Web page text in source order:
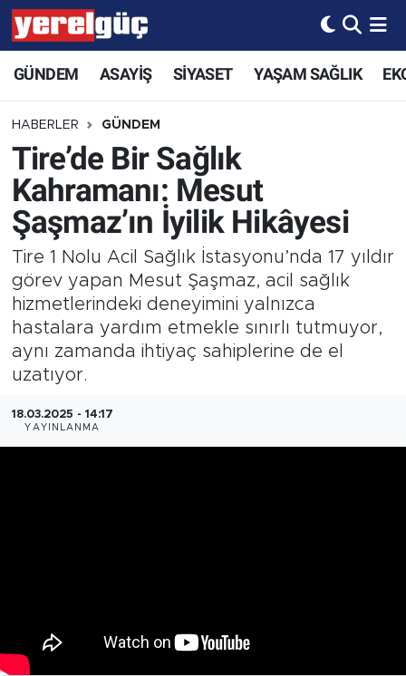
GÜNDEM ASAYİŞ SİYASET YAŞAM SAĞLIK
HABERLER GÜNDEM
Tire’de Bir Sağlık
Kahramanı: Mesut
Şaşmaz’ın İyilik Hikâyesi
Tire 1 Nolu Acil Sağlık İstasyonu’nda 17 yıldır
görev yapan Mesut Şaşmaz, acil sağlık
hizmetlerindeki deneyimini yalnızca
hastalara yardım etmekle sınırlı tutmuyor,
aynı zamanda ihtiyaç sahiplerine de el
uzatıyor.
18.03.2025 - 14:17
YAYINLANMA